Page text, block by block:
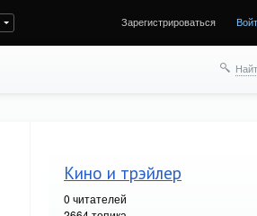
Зарегистрироваться
Кино и трэйлер
0 читателей